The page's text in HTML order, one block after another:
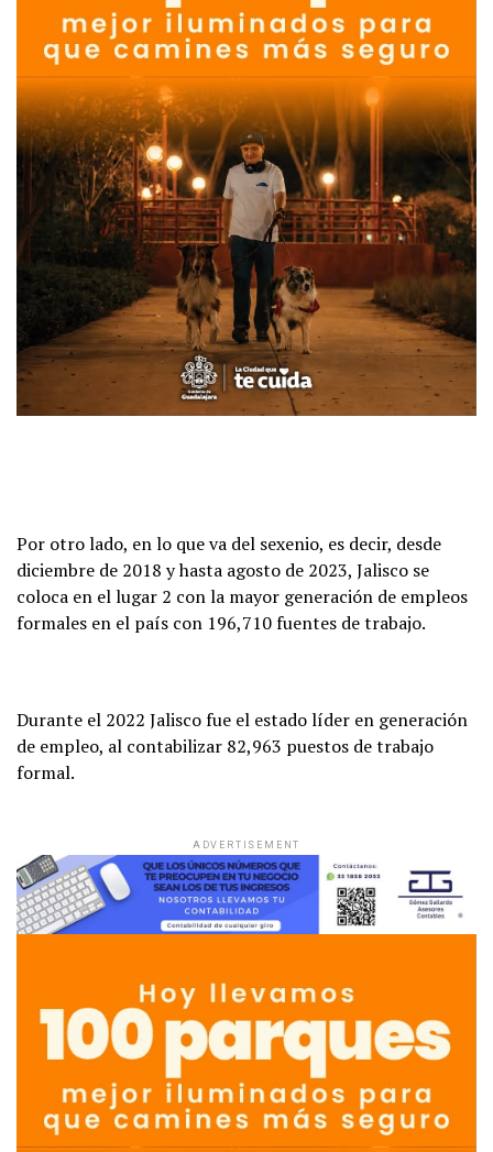
Por otro lado, en lo que va del sexenio, es decir, desde
diciembre de 2018 y hasta agosto de 2023, Jalisco se
coloca en el lugar 2 con la mayor generación de empleos
formales en el país con 196,710 fuentes de trabajo.
Durante el 2022 Jalisco fue el estado líder en generación
de empleo, al contabilizar 82,963 puestos de trabajo
formal.
ADVERTISEMENT